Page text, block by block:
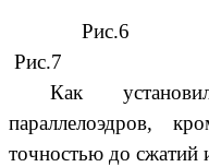
Рис.7
Как
параллелоэдров,
точностью до сжатий